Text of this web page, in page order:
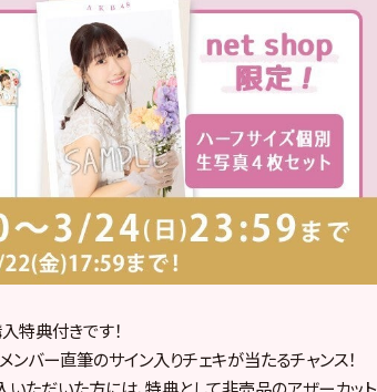
特典付きです！
バー直筆のサイン入りチェキが当たるチャンス！
いただいた方には、特典として非売品のアザーカット